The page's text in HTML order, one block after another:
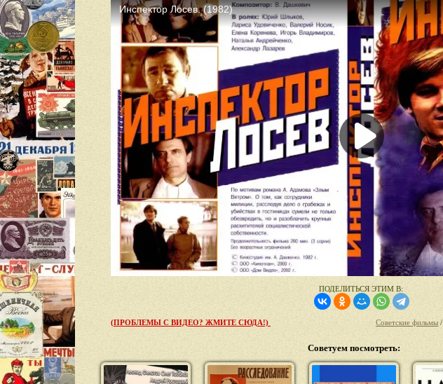
ПОДЕЛИТЬСЯ ЭТИМ В:
(ПРОБЛЕМЫ С ВИДЕО? ЖМИТЕ СЮДА!) Советские фильмы/
Советуем посмотреть: